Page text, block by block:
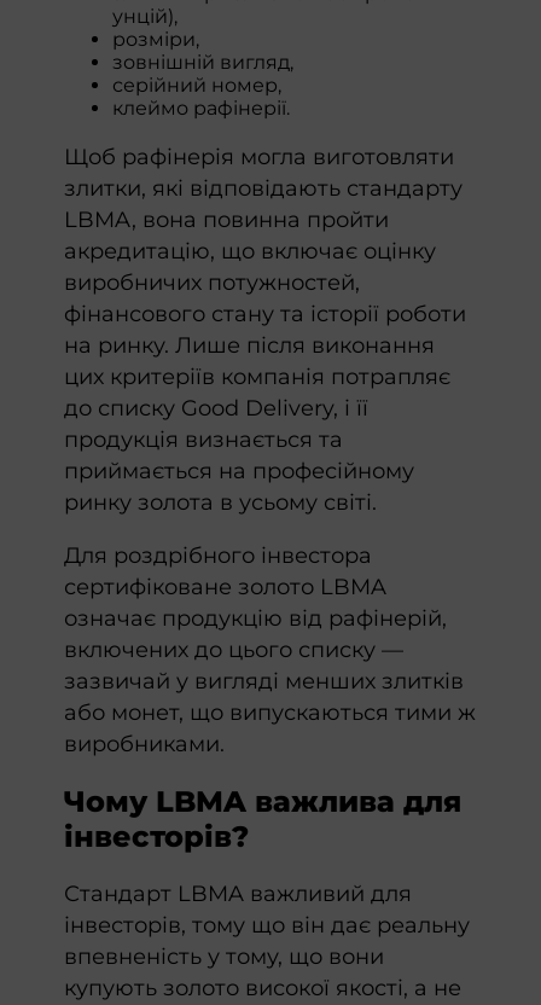
унцій),
розміри,
зовнішній вигляд,
серійний номер,
клеймо рафінерії.
Щоб рафінерія могла виготовляти
злитки, які відповідають стандарту
LBMA, вона повинна пройти
акредитацію, що включає оцінку
виробничих потужностей,
фінансового стану та історії роботи
на ринку. Лише після виконання
цих критеріїв компанія потрапляє
до списку Good Delivery, і її
продукція визнається та
приймається на професійному
ринку золота в усьому світі.
Для роздрібного інвестора
сертифіковане золото LBMA
означає продукцію від рафінерій,
включених до цього списку —
зазвичай у вигляді менших злитків
або монет, що випускаються тими ж
виробниками.
Чому LBMA важлива для
інвесторів?
Стандарт LBMA важливий для
інвесторів, тому що він дає реальну
впевненість у тому, що вони
купують золото високої якості, а не